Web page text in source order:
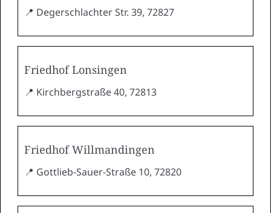
📍 Degerschlachter Str. 39, 72827
Friedhof Lonsingen
📍 Kirchbergstraße 40, 72813
Friedhof Willmandingen
📍 Gottlieb-Sauer-Straße 10, 72820